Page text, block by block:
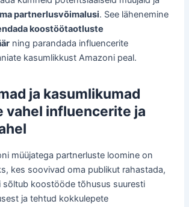
partnerlusvõimalusi. See lähenemine
koostöötaotluste
ning parandada influencerite
kasumlikkust Amazoni peal.
ja kasumlikumad
vahel influencerite ja
müüjatega partnerluste loomine on
kes soovivad oma publikut rahastada,
sõltub koostööde tõhusus suuresti
ja tehtud kokkulepete